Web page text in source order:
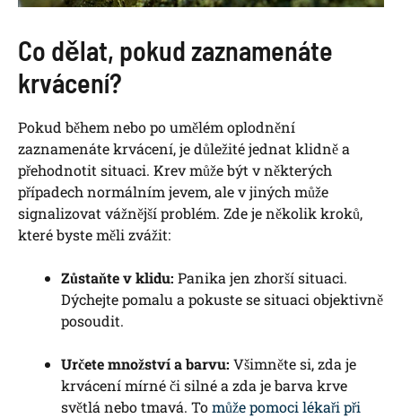
Co dělat, pokud zaznamenáte
krvácení?
Pokud během nebo po umělém oplodnění
zaznamenáte krvácení, je důležité jednat klidně a
přehodnotit situaci. Krev může být v některých
případech normálním jevem, ale v jiných může
signalizovat vážnější problém. Zde je několik kroků,
které byste měli zvážit:
Zůstaňte v klidu: Panika jen zhorší situaci.
Dýchejte pomalu a pokuste se situaci objektivně
posoudit.
Určete množství a barvu: Všimněte si, zda je
krvácení mírné či silné a zda je barva krve
světlá nebo tmavá. Tomůže pomoci lékaři při